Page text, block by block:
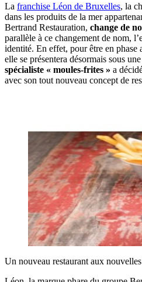
La franchise Léon de Bruxelles, la
dans les produits de la mer
Bertrand Restauration, change de
parallèle à ce changement de nom,
identité. En effet, pour être en phase
elle se présentera désormais sous
spécialiste « moules-frites » a
avec son tout nouveau concept de
Un nouveau restaurant aux